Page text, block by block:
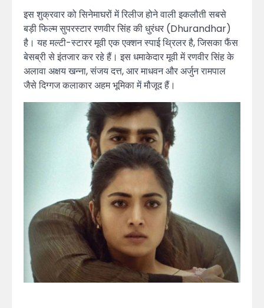
इस शुक्रवार को सिनेमाघरों में रिलीज होने वाली इकलौती सबसे
बड़ी फिल्म सुपरस्टार रणवीर सिंह की धुरंधर (Dhurandhar)
है। यह मल्टी-स्टारर मूवी एक एक्शन स्पाई थ्रिलर है, जिसका फैंस
बेसब्री से इंतजार कर रहे हैं। इस धमाकेदार मूवी में रणवीर सिंह के
अलावा अक्षय खन्ना, संजय दत्त, आर माधवन और अर्जुन रामपाल
जैसे दिग्गज कलाकार अहम भूमिका में मौजूद हैं।